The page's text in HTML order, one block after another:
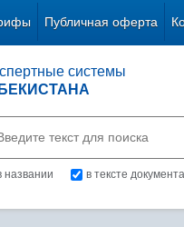
Публичная оферта
системы
названии в тексте документа